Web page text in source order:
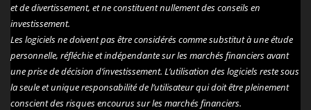
et de divertissement, et ne constituent nullement des conseils en
investissement.
Les logiciels ne doivent pas être considérés comme substitut à une étude
personnelle, réfléchie et indépendante sur les marchés financiers avant
une prise de décision d’investissement. L’utilisation des logiciels reste sous
la seule et unique responsabilité de l’utilisateur qui doit être pleinement
conscient des risques encourus sur les marchés financiers.